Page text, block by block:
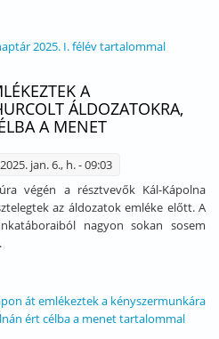
2025. I. félév tartalommal
A
ÁLDOZATOKRA,
A MENET
jan. 6., h. - 09:03
végén a résztvevők Kál-Kápolna
az áldozatok emléke előtt. A
nagyon sokan sosem
át emlékeztek a kényszermunkára
ért célba a menet tartalommal